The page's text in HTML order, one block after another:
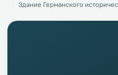
Здание Германского